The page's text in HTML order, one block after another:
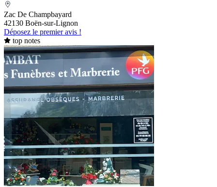
Zac De Champbayard
42130 Boën-sur-Lignon
Déposez le premier avis !
top notes